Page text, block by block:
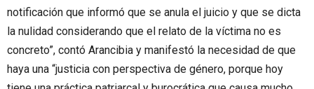
notificación que informó que se anula el juicio y que se dicta
la nulidad considerando que el relato de la víctima no es
concreto”, contó Arancibia y manifestó la necesidad de que
haya una “justicia con perspectiva de género, porque hoy